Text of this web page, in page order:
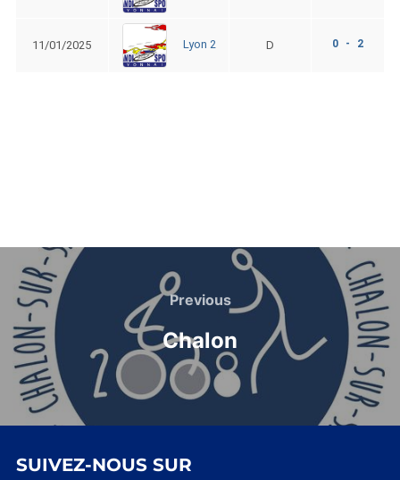
11/01/2025 Lyon 2 D 0 - 2
Navigation
de
l’article
Previous
Previous
Chalon
SUIVEZ-NOUS SUR